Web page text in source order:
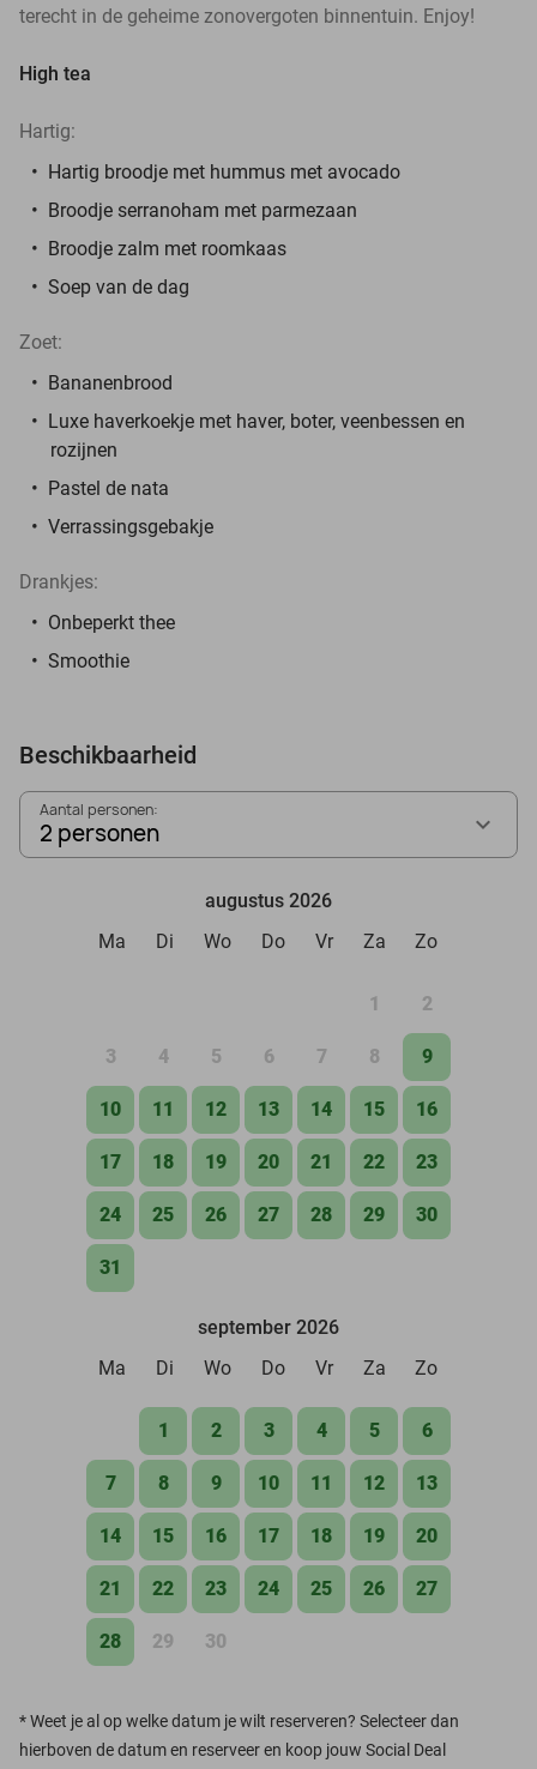
terecht in de geheime zonovergoten binnentuin. Enjoy!
High tea
Hartig:
Hartig broodje met hummus met avocado
Broodje serranoham met parmezaan
Broodje zalm met roomkaas
Soep van de dag
Zoet:
Bananenbrood
Luxe haverkoekje met haver, boter, veenbessen en
rozijnen
Pastel de nata
Verrassingsgebakje
Drankjes:
Onbeperkt thee
Smoothie
Beschikbaarheid
Aantal personen:
2 personen
augustus 2026
Ma
Di Wo Do Vr Za Zo
1 2
3 4 5 6 7 8 9
10 11 12 13 14 15 16
17 18 19 20 21 22 23
24 25 26 27 28 29 30
31
september 2026
Ma
Di Wo Do Vr Za Zo
1 2 3 4 5 6
7 8 9 10 11 12 13
14 15 16 17 18 19 20
21 22 23 24 25 26 27
28 29 30
*Weet je al op welke datum je wilt reserveren? Selecteer dan
hierboven de datum en reserveer en koop jouw Social Deal